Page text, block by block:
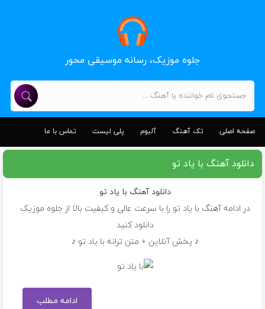
جلوه موزیک، رسانه موسیقی محور
صفحه اصلی تک آهنگ آلبوم پلی لیست تماس با ما
دانلود آهنگ با یاد تو
دانلود آهنگ با یاد تو
در ادامه آهنگ با یاد تو را با سرعت عالی و کیفیت بالا از جلوه موزیک
دانلود کنید
♪ پخش آنلاین + متن ترانه با یاد تو ♪
ادامه مطلب